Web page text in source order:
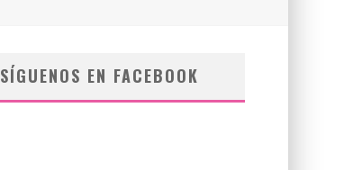
SÍGUENOS EN FACEBOOK